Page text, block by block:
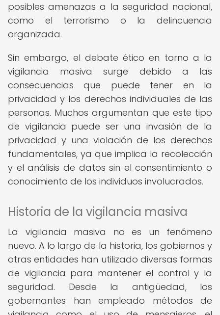
posibles amenazas a la seguridad nacional,
como el terrorismo o la delincuencia
organizada.
Sin embargo, el debate ético en torno a la
vigilancia masiva surge debido a las
consecuencias que puede tener en la
privacidad y los derechos individuales de las
personas. Muchos argumentan que este tipo
de vigilancia puede ser una invasión de la
privacidad y una violación de los derechos
fundamentales, ya que implica la recolección
y el análisis de datos sin el consentimiento o
conocimiento de los individuos involucrados.
Historia de la vigilancia masiva
La vigilancia masiva no es un fenómeno
nuevo. A lo largo de la historia, los gobiernos y
otras entidades han utilizado diversas formas
de vigilancia para mantener el control y la
seguridad. Desde la antigüedad, los
gobernantes han empleado métodos de